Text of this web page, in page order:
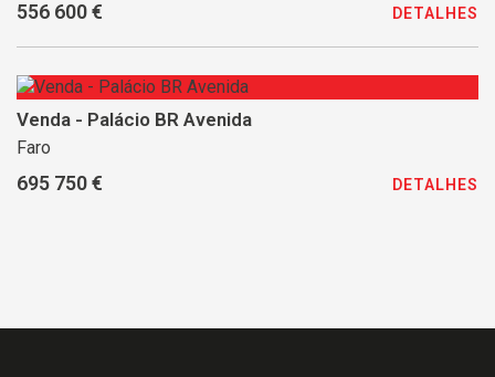
556 600 € DETALHES
Venda - Palácio BR Avenida
Faro
695 750 € DETALHES